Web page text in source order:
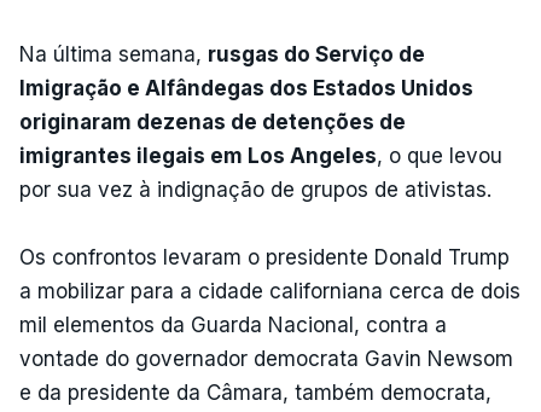
Na última semana, rusgas do Serviço de
Imigração e Alfândegas dos Estados Unidos
originaram dezenas de detenções de
imigrantes ilegais em Los Angeles, o que levou
por sua vez à indignação de grupos de ativistas.
Os confrontos levaram o presidente Donald Trump
a mobilizar para a cidade californiana cerca de dois
mil elementos da Guarda Nacional, contra a
vontade do governador democrata Gavin Newsom
e da presidente da Câmara, também democrata,